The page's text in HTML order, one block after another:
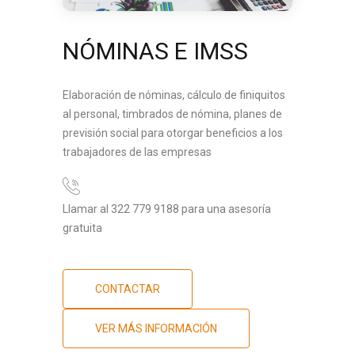
NÓMINAS E IMSS
Elaboración de nóminas, cálculo de finiquitos
al personal, timbrados de nómina, planes de
previsión social para otorgar beneficios a los
trabajadores de las empresas
Llamar al 322 779 9188 para una asesoría
gratuita
CONTACTAR
VER MÁS INFORMACIÓN